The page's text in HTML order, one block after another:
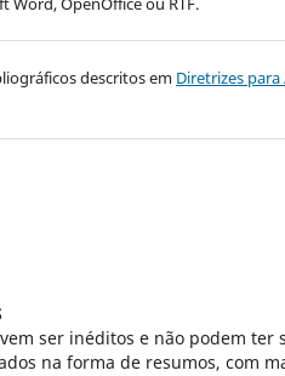
descritos em Diretrizes
ser inéditos e não podem
na forma de resumos, com